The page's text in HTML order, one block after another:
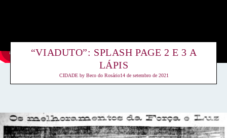
“VIADUTO”: SPLASH PAGE 2 E 3 A
LÁPIS
CIDADEby Beco do Rosário14 de setembro de 2021